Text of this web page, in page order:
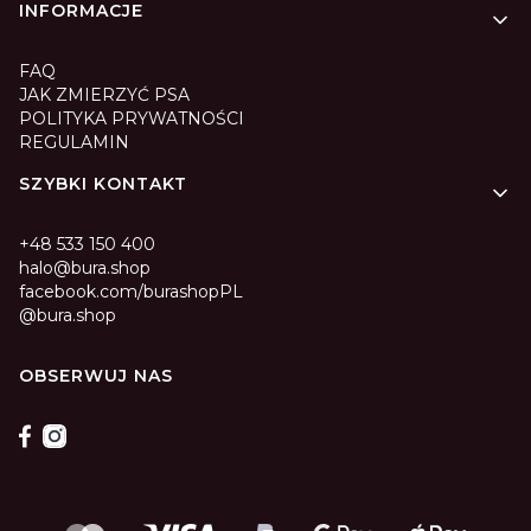
INFORMACJE
FAQ
JAK ZMIERZYĆ PSA
POLITYKA PRYWATNOŚCI
REGULAMIN
SZYBKI KONTAKT
+48 533 150 400
halo@bura.shop
facebook.com/burashopPL
@bura.shop
OBSERWUJ NAS